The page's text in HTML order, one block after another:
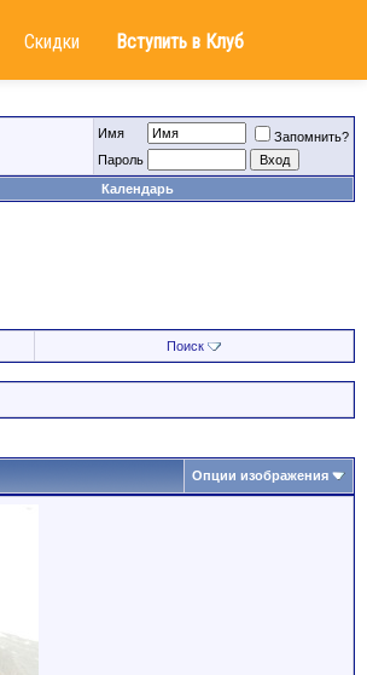
Скидки Вступить в Клуб
Имя
Запомнить?
Пароль
Календарь
Поиск
Опции изображения